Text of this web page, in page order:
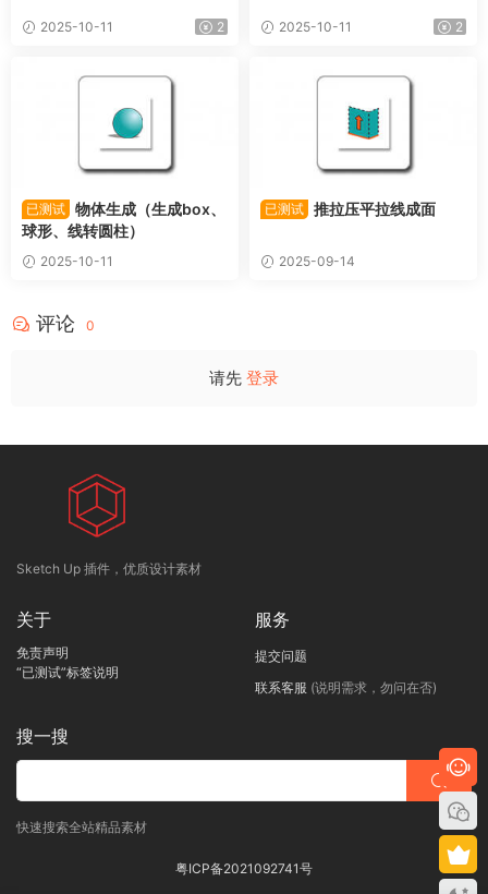
2025-10-11 2 2025-10-11 2
已测试 物体生成（生成box、
球形、线转圆柱）
2025-10-11
已测试 推拉压平拉线成面
2025-09-14
评论 0
请先 登录
Sketch Up 插件，优质设计素材
关于
免责声明
“已测试”标签说明
服务
提交问题
联系客服 (说明需求，勿问在否)
搜一搜
快速搜索全站精品素材
粤ICP备2021092741号